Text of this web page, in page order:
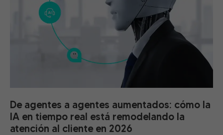
De agentes a agentes aumentados: cómo la
IA en tiempo real está remodelando la
atención al cliente en 2026